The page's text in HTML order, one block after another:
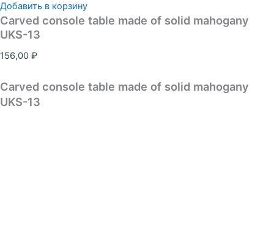
Добавить в корзину
Carved console table made of solid mahogany
UKS-13
156,00 ₽
Carved console table made of solid mahogany
UKS-13